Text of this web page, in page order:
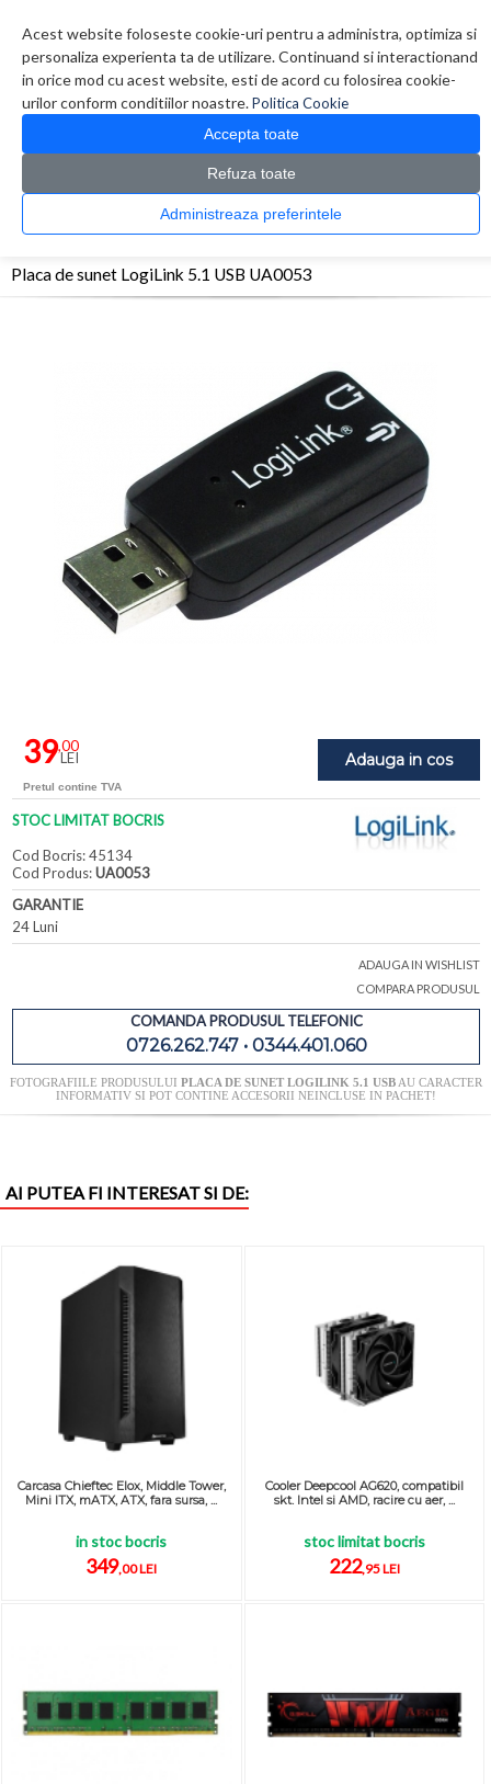
Acest website foloseste cookie-uri pentru a administra, optimiza si
personaliza experienta ta de utilizare. Continuand si interactionand
in orice mod cu acest website, esti de acord cu folosirea cookie-
urilor conform conditiilor noastre.Politica Cookie
Accepta toate
Refuza toate
Administreaza preferintele
0 produs(e)
CATALOG PRODUSE
Componente PC > Placi de sunet > Placa de sunet LogiLink 5.1 USB
Placa de sunet LogiLink 5.1 USB UA0053
Adauga in cos
39,00
LEI
Pretul contine TVA
STOC LIMITAT BOCRIS
Cod Bocris: 45134
Cod Produs:UA0053
GARANTIE
24 Luni
ADAUGA IN WISHLIST
COMPARA PRODUSUL
COMANDA PRODUSUL TELEFONIC
0726.262.747 • 0344.401.060
FOTOGRAFIILE PRODUSULUI PLACA DE SUNET LOGILINK 5.1 USBAU CARACTER
INFORMATIV SI POT CONTINE ACCESORII NEINCLUSE IN PACHET!
AI PUTEA FI INTERESAT SI DE:
Carcasa Chieftec Elox, Middle Tower,
Mini ITX, mATX, ATX, fara sursa, ...
in stoc bocris
349,00 LEI
Cooler Deepcool AG620, compatibil
skt. Intel si AMD, racire cu aer, ...
stoc limitat bocris
222,95 LEI